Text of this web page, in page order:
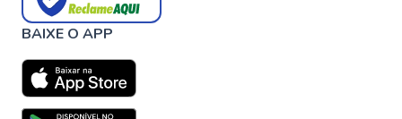
BAIXE O APP